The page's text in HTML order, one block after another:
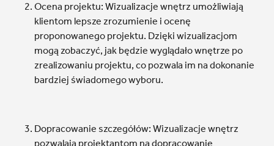
Ocena projektu: Wizualizacje wnętrz umożliwiają
klientom lepsze zrozumienie i ocenę
proponowanego projektu. Dzięki wizualizacjom
mogą zobaczyć, jak będzie wyglądało wnętrze po
zrealizowaniu projektu, co pozwala im na dokonanie
bardziej świadomego wyboru.
Dopracowanie szczegółów: Wizualizacje wnętrz
pozwalają projektantom na dopracowanie